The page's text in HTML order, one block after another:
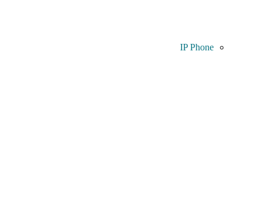
IP Phone